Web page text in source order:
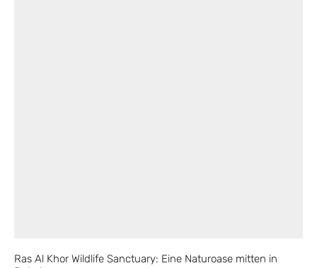
Ras Al Khor Wildlife Sanctuary: Eine Naturoase mitten in